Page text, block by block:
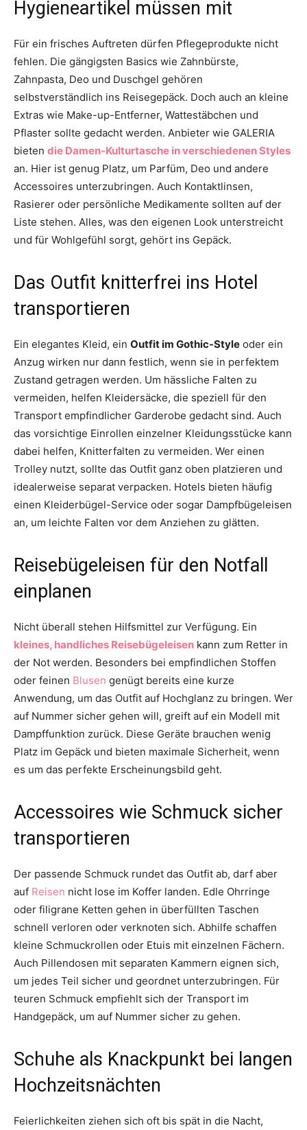
Hygieneartikel müssen mit
Für ein frisches Auftreten dürfen Pflegeprodukte nicht
fehlen. Die gängigsten Basics wie Zahnbürste,
Zahnpasta, Deo und Duschgel gehören
selbstverständlich ins Reisegepäck. Doch auch an kleine
Extras wie Make-up-Entferner, Wattestäbchen und
Pflaster sollte gedacht werden. Anbieter wie GALERIA
bieten die Damen-Kulturtasche in verschiedenen Styles
an. Hier ist genug Platz, um Parfüm, Deo und andere
Accessoires unterzubringen. Auch Kontaktlinsen,
Rasierer oder persönliche Medikamente sollten auf der
Liste stehen. Alles, was den eigenen Look unterstreicht
und für Wohlgefühl sorgt, gehört ins Gepäck.
Das Outfit knitterfrei ins Hotel
transportieren
Ein elegantes Kleid, ein Outfit im Gothic-Style oder ein
Anzug wirken nur dann festlich, wenn sie in perfektem
Zustand getragen werden. Um hässliche Falten zu
vermeiden, helfen Kleidersäcke, die speziell für den
Transport empfindlicher Garderobe gedacht sind. Auch
das vorsichtige Einrollen einzelner Kleidungsstücke kann
dabei helfen, Knitterfalten zu vermeiden. Wer einen
Trolley nutzt, sollte das Outfit ganz oben platzieren und
idealerweise separat verpacken. Hotels bieten häufig
einen Kleiderbügel-Service oder sogar Dampfbügeleisen
an, um leichte Falten vor dem Anziehen zu glätten.
Reisebügeleisen für den Notfall
einplanen
Nicht überall stehen Hilfsmittel zur Verfügung. Ein
kleines, handliches Reisebügeleisen kann zum Retter in
der Not werden. Besonders bei empfindlichen Stoffen
oder feinen Blusen genügt bereits eine kurze
Anwendung, um das Outfit auf Hochglanz zu bringen. Wer
auf Nummer sicher gehen will, greift auf ein Modell mit
Dampffunktion zurück. Diese Geräte brauchen wenig
Platz im Gepäck und bieten maximale Sicherheit, wenn
es um das perfekte Erscheinungsbild geht.
Accessoires wie Schmuck sicher
transportieren
Der passende Schmuck rundet das Outfit ab, darf aber
auf Reisen nicht lose im Koffer landen. Edle Ohrringe
oder filigrane Ketten gehen in überfüllten Taschen
schnell verloren oder verknoten sich. Abhilfe schaffen
kleine Schmuckrollen oder Etuis mit einzelnen Fächern.
Auch Pillendosen mit separaten Kammern eignen sich,
um jedes Teil sicher und geordnet unterzubringen. Für
teuren Schmuck empfiehlt sich der Transport im
Handgepäck, um auf Nummer sicher zu gehen.
Schuhe als Knackpunkt bei langen
Hochzeitsnächten
Feierlichkeiten ziehen sich oft bis spät in die Nacht,